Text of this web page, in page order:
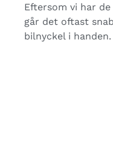
Eftersom vi har
går det oftast
bilnyckel i handen.